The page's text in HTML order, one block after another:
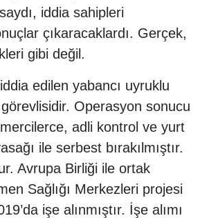
iddia sahipleri
çıkaracaklardı. Gerçek,
gibi değil.
edilen yabancı uyruklu
Operasyon sonucu
mercilerce, adli kontrol ve yurt
ile serbest bırakılmıştır.
Avrupa Birliği ile ortak
Sağlığı Merkezleri projesi
işe alınmıştır. İşe alımı